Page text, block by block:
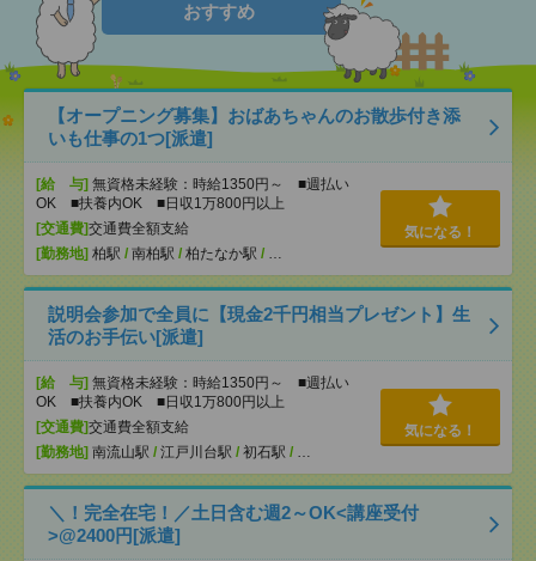
おすすめ
【オープニング募集】おばあちゃんのお散歩付き添
いも仕事の1つ[派遣]
[給 与] 無資格未経験：時給1350円～ ■週払い
OK ■扶養内OK ■日収1万800円以上
[交通費]交通費全額支給
[勤務地] 柏駅 / 南柏駅 / 柏たなか駅 / …
気になる！
説明会参加で全員に【現金2千円相当プレゼント】生
活のお手伝い[派遣]
[給 与] 無資格未経験：時給1350円～ ■週払い
OK ■扶養内OK ■日収1万800円以上
[交通費]交通費全額支給
[勤務地] 南流山駅 / 江戸川台駅 / 初石駅 / …
気になる！
＼！完全在宅！／土日含む週2～OK<講座受付
>@2400円[派遣]